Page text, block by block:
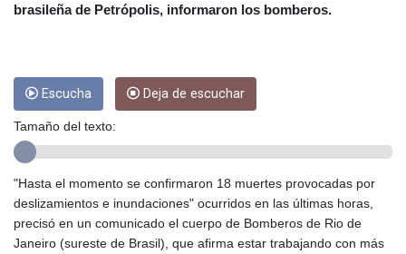
ERN 15
ETB 160.923669
EUR 0.86495
FJD 2.20855
FKP 0.740916
GBP 0.741235
brasileña de Petrópolis, informaron los bomberos.
Escucha Deja de escuchar
Tamaño del texto:
"Hasta el momento se confirmaron 18 muertes provocadas por
deslizamientos e inundaciones" ocurridos en las últimas horas,
precisó en un comunicado el cuerpo de Bomberos de Rio de
Janeiro (sureste de Brasil), que afirma estar trabajando con más